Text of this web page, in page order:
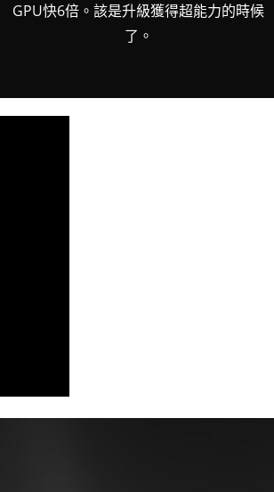
GPU快6倍。該是升級獲得超能力的時候
了。